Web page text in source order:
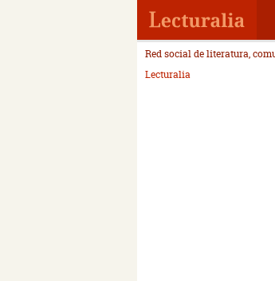
Red social de literatura,
Lecturalia